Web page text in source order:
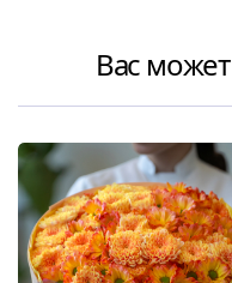
Вас